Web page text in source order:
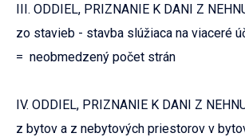
III. ODDIEL, PRIZNANIE K DANI Z
zo stavieb - stavba slúžiaca na viaceré
= neobmedzený počet strán
IV. ODDIEL, PRIZNANIE K DANI Z
z bytov a z nebytových priestorov v